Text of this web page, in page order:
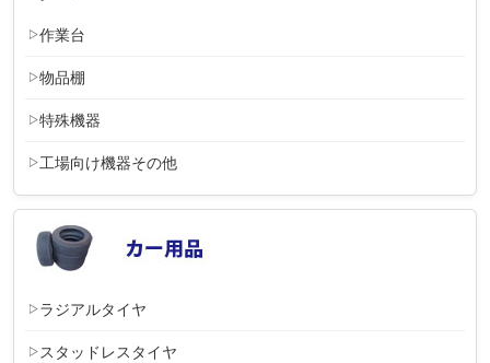
作業台
物品棚
特殊機器
工場向け機器その他
ラジアルタイヤ
スタッドレスタイヤ